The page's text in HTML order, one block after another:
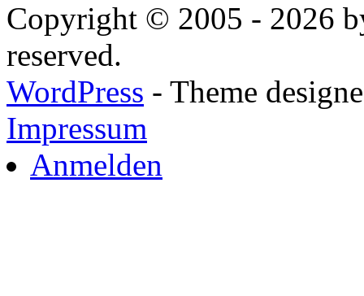
Copyright © 2005 - 2026
reserved.
WordPress - Theme
Impressum
Anmelden